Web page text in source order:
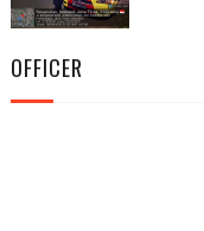
OFFICER